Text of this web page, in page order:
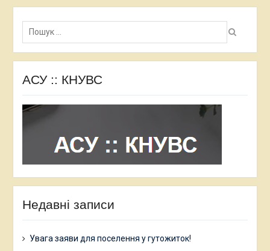
Пошук:
АСУ :: КНУВС
Недавні записи
Увага заяви для поселення у гутожиток!